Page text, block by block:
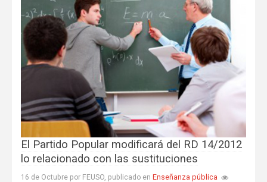
El Partido Popular modificará del RD 14/2012
lo relacionado con las sustituciones
16 de Octubre por FEUSO, publicado en Enseñanza pública